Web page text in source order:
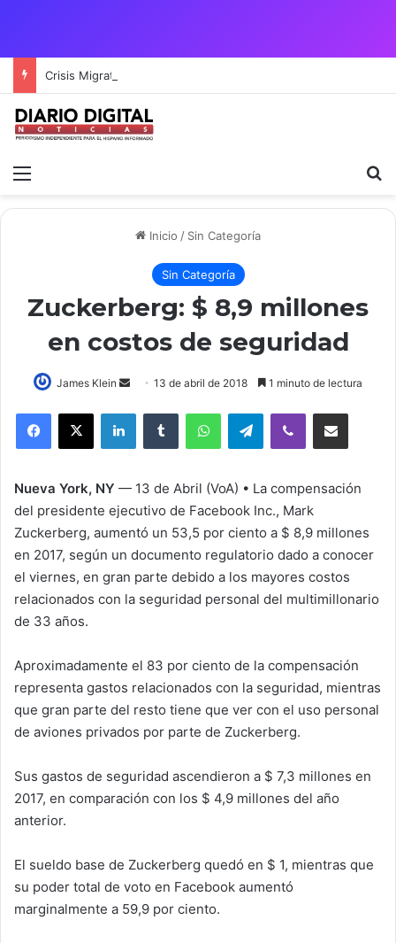
Inicio / Sin Categoría
Sin Categoría
Zuckerberg: $ 8,9 millones
en costos de seguridad
James Klein
d
n
e
m
a
l
13 de abril de 2018 1 minuto de lectura
Telegram
Nueva York, NY — 13 de Abril (VoA) • La compensación
del presidente ejecutivo de Facebook Inc., Mark
Zuckerberg, aumentó un 53,5 por ciento a $ 8,9 millones
en 2017, según un documento regulatorio dado a conocer
el viernes, en gran parte debido a los mayores costos
relacionados con la seguridad personal del multimillonario
de 33 años.
Aproximadamente el 83 por ciento de la compensación
representa gastos relacionados con la seguridad, mientras
que gran parte del resto tiene que ver con el uso personal
de aviones privados por parte de Zuckerberg.
Sus gastos de seguridad ascendieron a $ 7,3 millones en
2017, en comparación con los $ 4,9 millones del año
anterior.
El sueldo base de Zuckerberg quedó en $ 1, mientras que
su poder total de voto en Facebook aumentó
marginalmente a 59,9 por ciento.